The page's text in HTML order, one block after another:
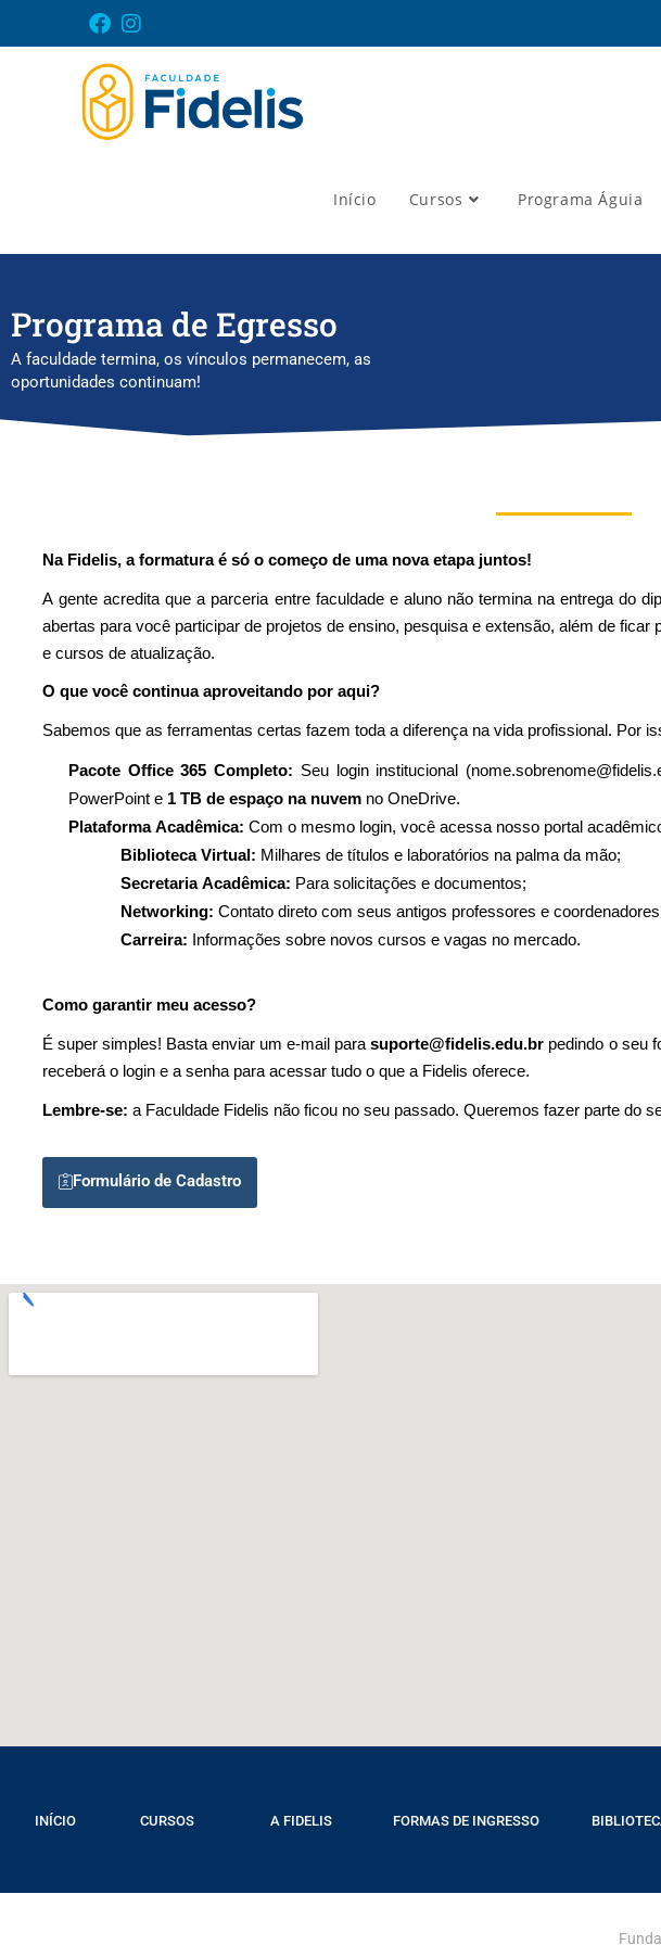
Início Cursos Programa Águia
Programa de Egresso
A faculdade termina, os vínculos permanecem, as
oportunidades continuam!
Na Fidelis, a formatura é só o começo de uma nova etapa juntos!
A gente acredita que a parceria entre faculdade e aluno não termina na entrega do
abertas para você participar de projetos de ensino, pesquisa e extensão, além de
e cursos de atualização.
O que você continua aproveitando por aqui?
Sabemos que as ferramentas certas fazem toda a diferença na vida profissional. Por
Pacote Office 365 Completo: Seu login institucional
PowerPoint e 1 TB de espaço na nuvem no OneDrive.
Plataforma Acadêmica: Com o mesmo login, você acessa nosso portal
Biblioteca Virtual: Milhares de títulos e laboratórios na palma da mão;
Secretaria Acadêmica: Para solicitações e documentos;
Networking: Contato direto com seus antigos professores e
Carreira: Informações sobre novos cursos e vagas no mercado.
Como garantir meu acesso?
Ésuper simples! Basta enviar um e-mail parasuporte@fidelis.edu.br pedindo o seu
receberá o login e a senha para acessar tudo o que a Fidelis oferece.
Lembre-se: a Faculdade Fidelis não ficou no seu passado. Queremos fazer parte do
Formulário de Cadastro
INÍCIO CURSOS A FIDELIS FORMAS DE INGRESSO